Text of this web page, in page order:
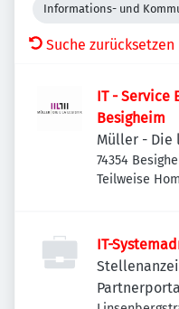
Informations- und
Suche zurücksetzen
IT - Service
Besigheim
Müller - Die
74354
Teilweise
IT-